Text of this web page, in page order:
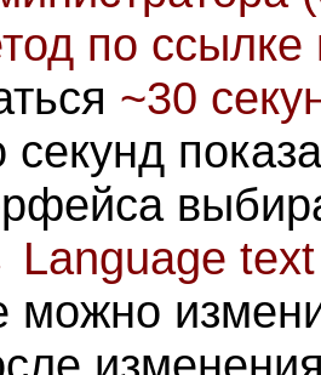
по
~30
секунд
Language
можно